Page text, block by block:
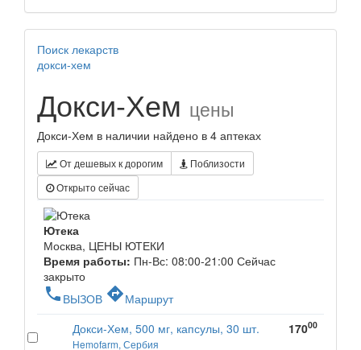
Поиск лекарств
докси-хем
Докси-Хем цены
Докси-Хем в наличии найдено в 4 аптеках
От дешевых к дорогим
Поблизости
Открыто сейчас
Ютека
Москва, ЦЕНЫ ЮТЕКИ
Время работы: Пн-Вс: 08:00-21:00 Сейчас
закрыто
phone ВЫЗОВ directionsМаршрут
Докси-Хем, 500 мг, капсулы, 30 шт.
Hemofarm, Сербия
17000